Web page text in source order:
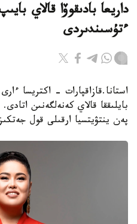
داريعا بادىقوۆا قالاي
ءتۇسىندىردى
استانا.قازاقپارات - اكتريسا
بايلىققا قالاي كەنەلگەنىن
پەن ينتۋيتسيا ارقىلى قول